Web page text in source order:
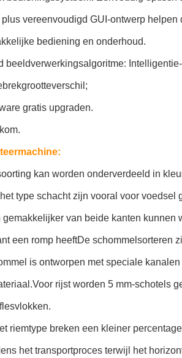
vereenvoudigd GUI-ontwerp
bediening en onderhoud.
beeldverwerkingsalgoritme:
gratis upgraden.
kan worden onderverdeeld in
type schacht zijn vooral voor
gemakkelijker van beide kanten
een romp heeftDe schommelsorteren
is ontworpen met speciale
rijst worden 5 mm-schotels
riemtype breken een kleiner
het transportproces terwijl het